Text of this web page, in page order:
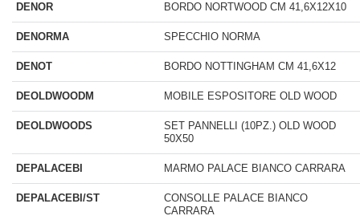
DENOR BORDO NORTWOOD CM 41,6X12X10
DENORMA SPECCHIO NORMA
DENOT BORDO NOTTINGHAM CM 41,6X12
DEOLDWOODM MOBILE ESPOSITORE OLD WOOD
DEOLDWOODS
SET PANNELLI (10PZ.) OLD WOOD
50X50
DEPALACEBI MARMO PALACE BIANCO CARRARA
DEPALACEBI/ST
CONSOLLE PALACE BIANCO
CARRARA